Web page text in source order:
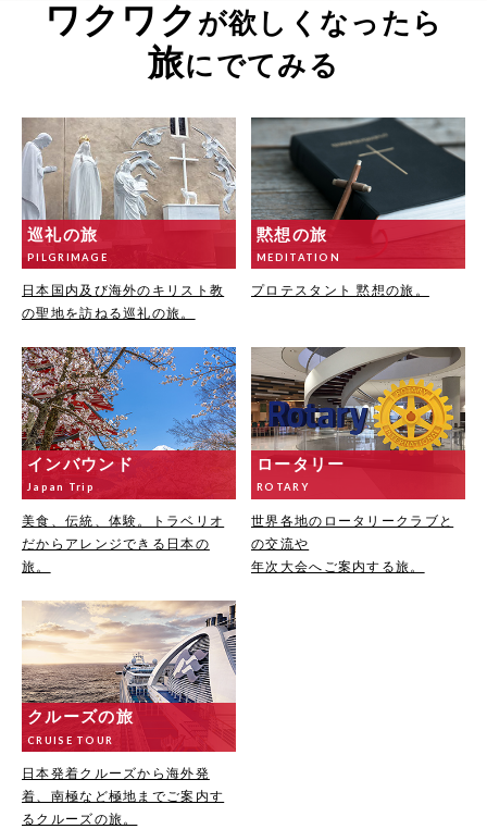
ワクワク が欲しくなったら
旅にでてみる
巡礼の旅
PILGRIMAGE
日本国内及び海外のキリスト教
の聖地を訪ねる巡礼の旅。
黙想の旅
MEDITATION
プロテスタント 黙想の旅。
インバウンド
Japan Trip
美食、伝統、体験。トラベリオ
だからアレンジできる日本の
旅。
ロータリー
ROTARY
世界各地のロータリークラブと
の交流や
年次大会へご案内する旅。
クルーズの旅
CRUISE TOUR
日本発着クルーズから海外発
着、南極など極地までご案内す
るクルーズの旅。